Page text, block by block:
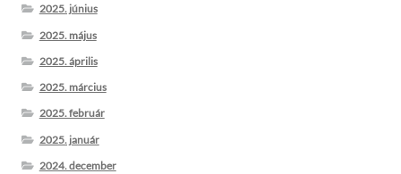
2025. június
2025. május
2025. április
2025. március
2025. február
2025. január
2024. december